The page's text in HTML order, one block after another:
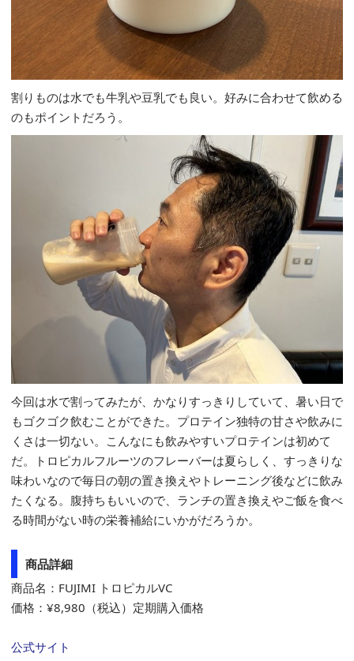
割りものは水でも牛乳や豆乳でも良い。好みに合わせて飲める
のもポイントだろう。
今回は水で割ってみたが、かなりすっきりしていて、暑い日で
もゴクゴク飲むことができた。プロテイン独特の甘さや飲みに
くさは一切ない。こんなにも飲みやすいプロテインは初めて
だ。トロピカルフルーツのフレーバーは夏らしく、すっきりな
味わいなので毎日の朝の置き換えやトレーニング後などに飲み
たくなる。腹持ちもいいので、ランチの置き換えやご飯を食べ
る時間がない時の栄養補給にいかがだろうか。
商品詳細
商品名：FUJIMI トロピカルVC
価格：¥8,980（税込）定期購入価格
公式サイト